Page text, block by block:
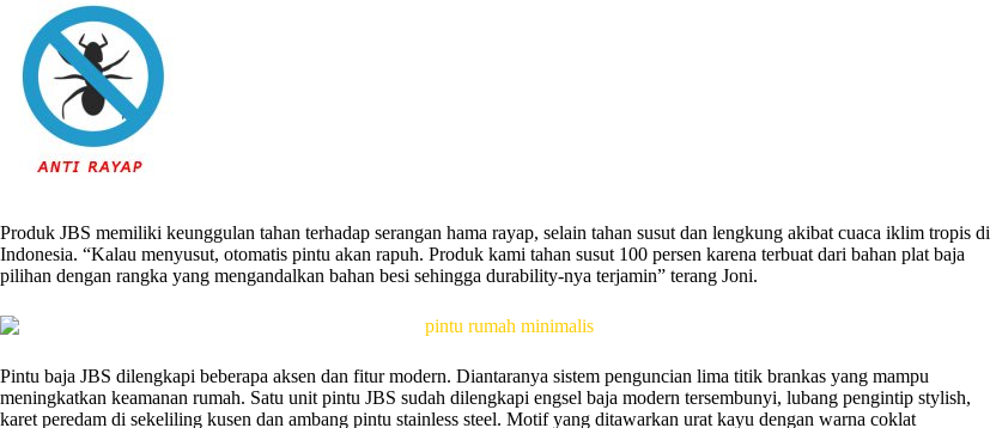
Produk JBS memiliki keunggulan tahan terhadap serangan hama rayap, selain tahan susut dan lengkung akibat cuaca iklim tropis di
Indonesia. “Kalau menyusut, otomatis pintu akan rapuh. Produk kami tahan susut 100 persen karena terbuat dari bahan plat baja
pilihan dengan rangka yang mengandalkan bahan besi sehingga durability-nya terjamin” terang Joni.
Pintu baja JBS dilengkapi beberapa aksen dan fitur modern. Diantaranya sistem penguncian lima titik brankas yang mampu
meningkatkan keamanan rumah. Satu unit pintu JBS sudah dilengkapi engsel baja modern tersembunyi, lubang pengintip stylish,
karet peredam di sekeliling kusen dan ambang pintu stainless steel. Motif yang ditawarkan urat kayu dengan warna coklat